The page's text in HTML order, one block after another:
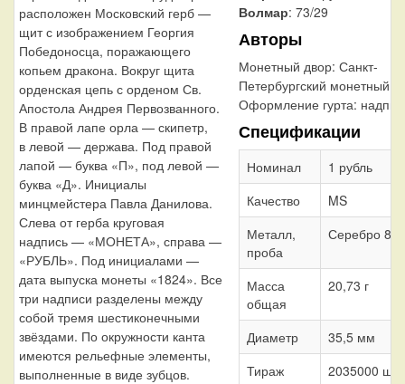
расположен Московский герб —
щит с изображением Георгия
Победоносца, поражающего
копьем дракона. Вокруг щита
орденская цепь с орденом Св.
Апостола Андрея Первозванного.
В правой лапе орла — скипетр,
в левой — держава. Под правой
лапой — буква «П», под левой —
буква «Д». Инициалы
минцмейстера Павла Данилова.
Слева от герба круговая
надпись — «МОНЕТА», справа —
«РУБЛЬ». Под инициалами —
дата выпуска монеты «1824». Все
три надписи разделены между
собой тремя шестиконечными
звёздами. По окружности канта
имеются рельефные элементы,
выполненные в виде зубцов.
Волмар: 73/29
Авторы
Монетный двор: Санкт-
Петербургский монетный
Оформление гурта:
Спецификации
Номинал
1 рубль
Качество
MS
Металл,
проба
Серебро 868
Масса
общая
20,73 г
Диаметр
35,5 мм
Тираж
2035000 шт.